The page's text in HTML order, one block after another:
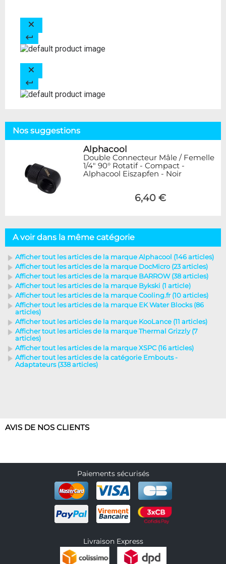
Nos suggestions
Alphacool
Double Connecteur Mâle / Femelle
1/4" 90° Rotatif - Compact -
Alphacool Eiszapfen - Noir
6,40 €
A voir dans la même catégorie
Afficher tout les articles de la marque Alphacool (146 articles)
Afficher tout les articles de la marque DocMicro (23 articles)
Afficher tout les articles de la marque BARROW (38 articles)
Afficher tout les articles de la marque Bykski (1 article)
Afficher tout les articles de la marque Cooling.fr (10 articles)
Afficher tout les articles de la marque EK Water Blocks (86
articles)
Afficher tout les articles de la marque KooLance (11 articles)
Afficher tout les articles de la marque Thermal Grizzly (7
articles)
Afficher tout les articles de la marque XSPC (16 articles)
Afficher tout les articles de la catégorie Embouts -
Adaptateurs (338 articles)
AVIS DE NOS CLIENTS
Paiements sécurisés
Livraison Express